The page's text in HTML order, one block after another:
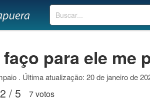
Buscar
para ele me
. Última atualização: 20 de janeiro de
/ 5 7 votos